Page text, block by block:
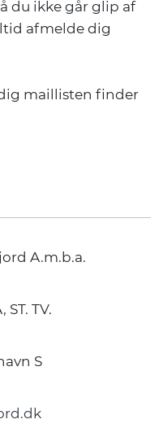
du ikke går glip af
afmelde dig
maillisten finder
A.m.b.a.
TV.
S